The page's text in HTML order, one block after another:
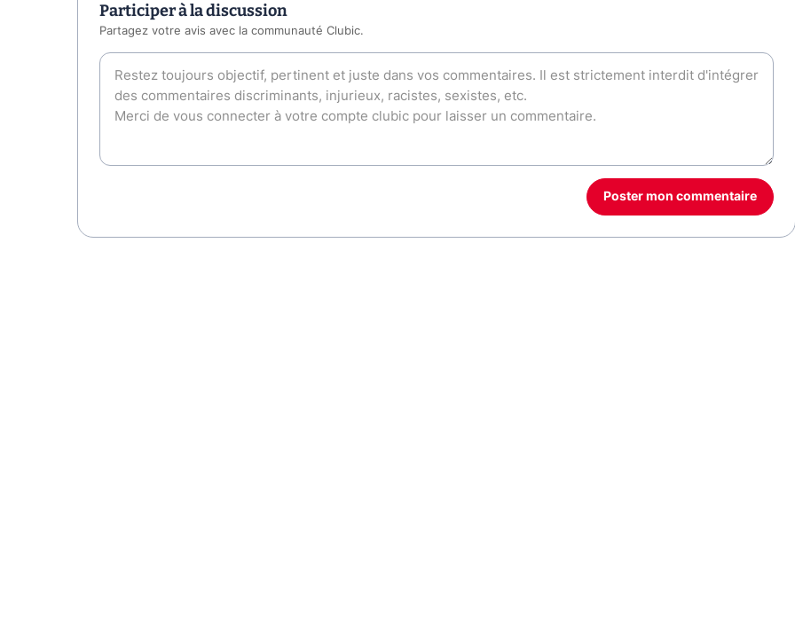
Participer à la discussion
Partagez votre avis avec la communauté Clubic.
Poster mon commentaire